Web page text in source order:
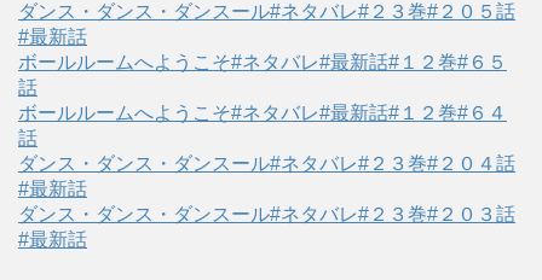
ダンス・ダンス・ダンスール#ネタバレ#２３巻#２０５話
#最新話
ボールルームへようこそ#ネタバレ#最新話#１２巻#６５
話
ボールルームへようこそ#ネタバレ#最新話#１２巻#６４
話
ダンス・ダンス・ダンスール#ネタバレ#２３巻#２０４話
#最新話
ダンス・ダンス・ダンスール#ネタバレ#２３巻#２０３話
#最新話